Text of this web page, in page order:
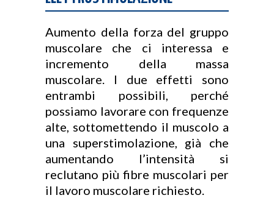
Aumento della forza del gruppo
muscolare che ci interessa e
incremento della massa
muscolare. I due effetti sono
entrambi possibili, perché
possiamo lavorare con frequenze
alte, sottomettendo il muscolo a
una superstimolazione, già che
aumentando l’intensità si
reclutano più fibre muscolari per
il lavoro muscolare richiesto.